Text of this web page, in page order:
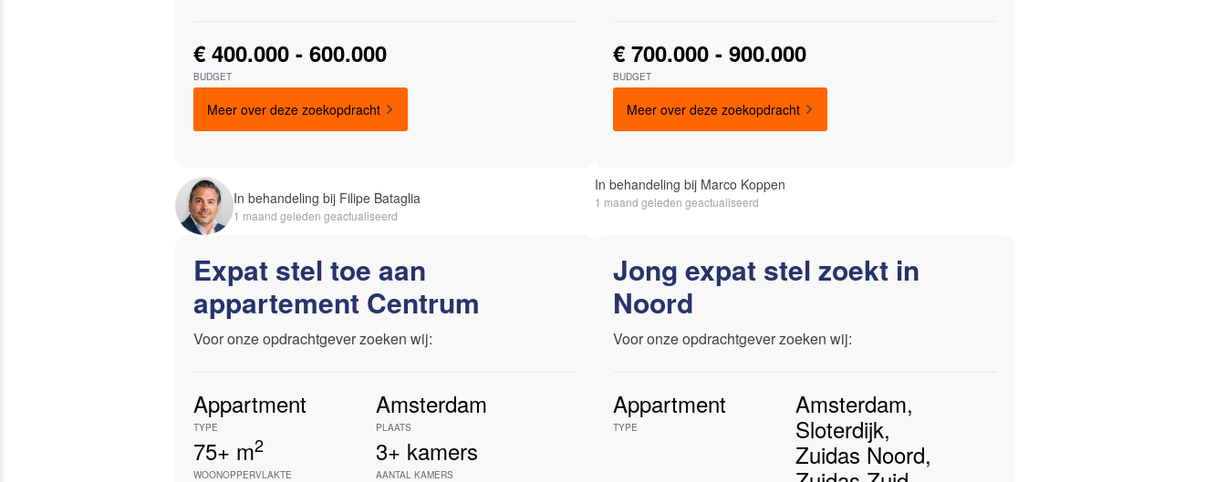
€ 400.000 - 600.000
BUDGET
Meer over deze zoekopdracht
In behandeling bij Filipe Bataglia
1 maand geleden geactualiseerd
€ 700.000 - 900.000
BUDGET
Meer over deze zoekopdracht
In behandeling bij Marco Koppen
1 maand geleden geactualiseerd
Expat stel toe aan
appartement Centrum
Voor onze opdrachtgever zoeken wij:
Appartment
TYPE
Amsterdam
PLAATS
75+ m2
WOONOPPERVLAKTE
3+ kamers
AANTAL KAMERS
Jong expat stel zoekt in
Noord
Voor onze opdrachtgever zoeken wij:
Appartment
TYPE
Amsterdam,
Sloterdijk,
Zuidas Noord,